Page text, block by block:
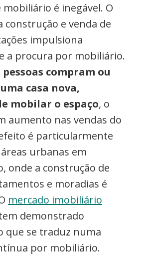
mobiliário é inegável. O
construção e venda de
impulsiona
a procura por mobiliário.
compram ou
casa nova,
mobilar o espaço, o
aumento nas vendas do
é particularmente
urbanas em
onde a construção de
e moradias é
mercado imobiliário
demonstrado
que se traduz numa
por mobiliário.